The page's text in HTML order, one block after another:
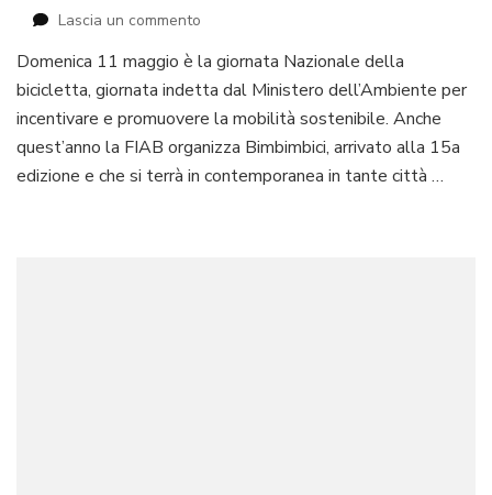
Lascia un commento
tutti
in
bici
Domenica 11 maggio è la giornata Nazionale della
bicicletta, giornata indetta dal Ministero dell’Ambiente per
incentivare e promuovere la mobilità sostenibile. Anche
quest’anno la FIAB organizza Bimbimbici, arrivato alla 15a
edizione e che si terrà in contemporanea in tante città …